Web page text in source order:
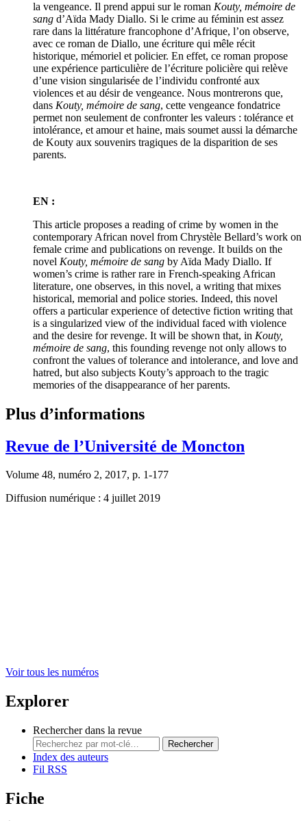
la vengeance. Il prend appui sur le roman Kouty, mémoire de
sang d’Aïda Mady Diallo. Si le crime au féminin est assez
rare dans la littérature francophone d’Afrique, l’on observe,
avec ce roman de Diallo, une écriture qui mêle récit
historique, mémoriel et policier. En effet, ce roman propose
une expérience particulière de l’écriture policière qui relève
d’une vision singularisée de l’individu confronté aux
violences et au désir de vengeance. Nous montrerons que,
dans Kouty, mémoire de sang, cette vengeance fondatrice
permet non seulement de confronter les valeurs : tolérance et
intolérance, et amour et haine, mais soumet aussi la démarche
de Kouty aux souvenirs tragiques de la disparition de ses
parents.
EN :
This article proposes a reading of crime by women in the
contemporary African novel from Chrystèle Bellard’s work on
female crime and publications on revenge. It builds on the
novel Kouty, mémoire de sang by Aïda Mady Diallo. If
women’s crime is rather rare in French-speaking African
literature, one observes, in this novel, a writing that mixes
historical, memorial and police stories. Indeed, this novel
offers a particular experience of detective fiction writing that
is a singularized view of the individual faced with violence
and the desire for revenge. It will be shown that, in Kouty,
mémoire de sang, this founding revenge not only allows to
confront the values of tolerance and intolerance, and love and
hatred, but also subjects Kouty’s approach to the tragic
memories of the disappearance of her parents.
Plus d’informations
Revue de l’Université de Moncton
Volume 48, numéro 2, 2017, p. 1-177
Diffusion numérique : 4 juillet 2019
Voir tous les numéros
Explorer
Rechercher dans la revue
Rechercher
Index des auteurs
Fil RSS
Fiche